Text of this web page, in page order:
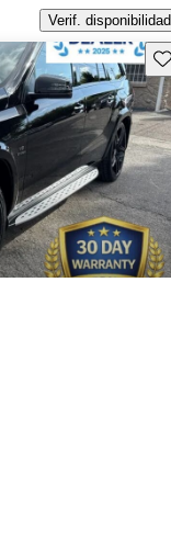
Verif. disponibilidad